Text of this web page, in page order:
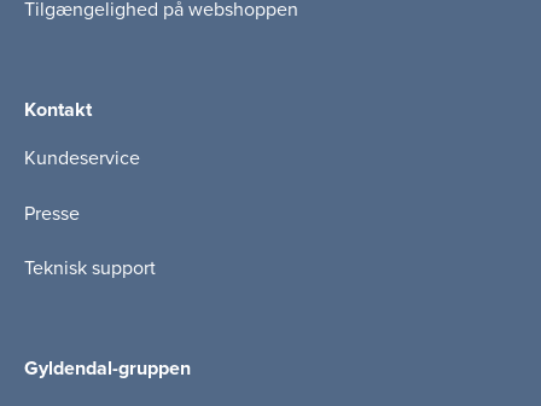
Tilgængelighed på webshoppen
Kontakt
Kundeservice
Presse
Teknisk support
Gyldendal-gruppen